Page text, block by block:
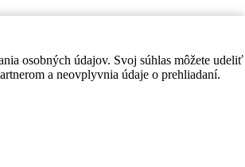
osobných údajov. Svoj súhlas môžete udeliť
a neovplyvnia údaje o prehliadaní.